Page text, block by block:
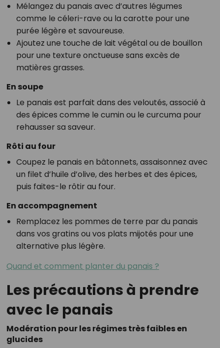
Mélangez du panais avec d’autres légumes
comme le céleri-rave ou la carotte pour une
purée légère et savoureuse.
Ajoutez une touche de lait végétal ou de bouillon
pour une texture onctueuse sans excès de
matières grasses.
En soupe
Le panais est parfait dans des veloutés, associé à
des épices comme le cumin ou le curcuma pour
rehausser sa saveur.
Rôti au four
Coupez le panais en bâtonnets, assaisonnez avec
un filet d’huile d’olive, des herbes et des épices,
puis faites-le rôtir au four.
En accompagnement
Remplacez les pommes de terre par du panais
dans vos gratins ou vos plats mijotés pour une
alternative plus légère.
Quand et comment planter du panais ?
Les précautions à prendre
avec le panais
Modération pour les régimes très faibles en
glucides